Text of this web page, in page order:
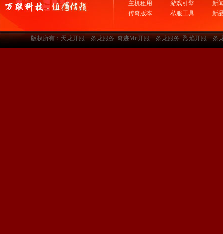
主机租用
传奇版本
游戏引擎
私服工具
新
新
版权所有：天龙开服一条龙服务_奇迹Mu开服一条龙服务_烈焰开服一条